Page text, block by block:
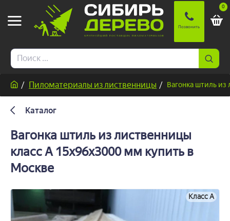
0
Пиломатериалы из лиственницы Вагонка штиль
Каталог
Вагонка штиль из лиственницы
класс А 15x96x3000 мм купить в
Москве
Класс A